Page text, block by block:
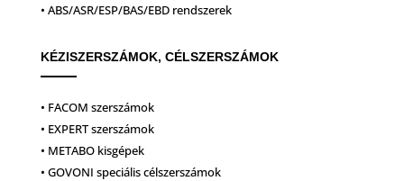
• ABS/ASR/ESP/BAS/EBD rendszerek
KÉZISZERSZÁMOK, CÉLSZERSZÁMOK
• FACOM szerszámok
• EXPERT szerszámok
• METABO kisgépek
• GOVONI speciális célszerszámok